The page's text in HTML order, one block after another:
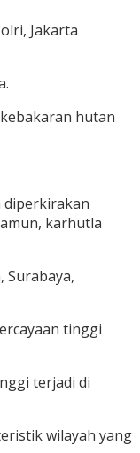
Jakarta
hutan
diperkirakan
karhutla
Surabaya,
tinggi
terjadi di
wilayah yang